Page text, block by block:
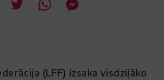
(LFF) izsaka visdziļāko